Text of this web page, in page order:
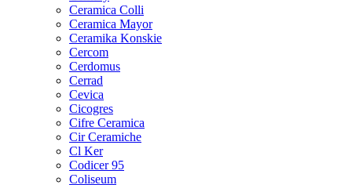
Ceramica Colli
Ceramica Mayor
Ceramika Konskie
Cercom
Cerdomus
Cerrad
Cevica
Cicogres
Cifre Ceramica
Cir Ceramiche
Cl Ker
Codicer 95
Coliseum